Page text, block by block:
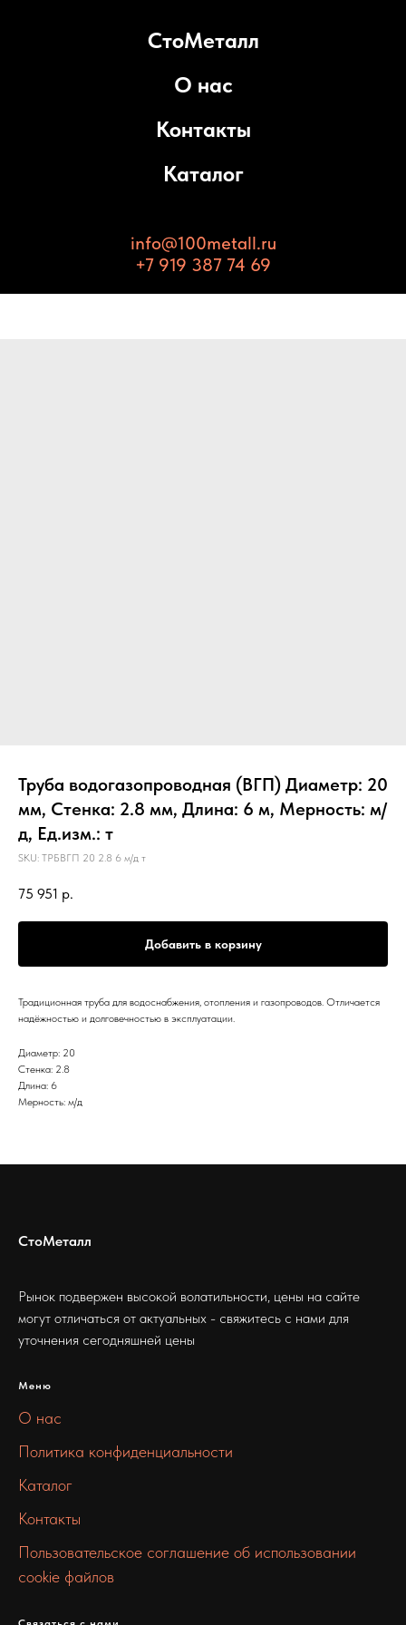
СтоМеталл
О нас
Контакты
Каталог
info@100metall.ru
+7 919 387 74 69
Труба водогазопроводная (ВГП) Диаметр: 20
мм, Стенка: 2.8 мм, Длина: 6 м, Мерность: м/
д, Ед.изм.: т
SKU: ТРБВГП 20 2.8 6 м/д т
75 951 р.
Добавить в корзину
Традиционная труба для водоснабжения, отопления и газопроводов. Отличается
надёжностью и долговечностью в эксплуатации.
Диаметр: 20
Стенка: 2.8
Длина: 6
Мерность: м/д
СтоМеталл
Рынок подвержен высокой волатильности, цены на сайте
могут отличаться от актуальных - свяжитесь с нами для
уточнения сегодняшней цены
Меню
О нас
Политика конфиденциальности
Каталог
Контакты
Пользовательское соглашение об использовании
cookie файлов